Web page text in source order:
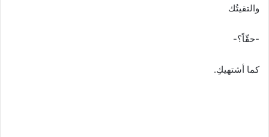
والتقيتُك
-حقّاً؟-
كما أشتهيكِ.